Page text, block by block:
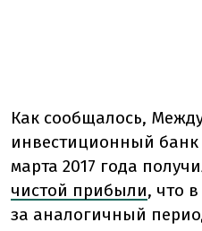
Как сообщалось,
инвестиционный
марта 2017 года
чистой прибыли, что
за аналогичный